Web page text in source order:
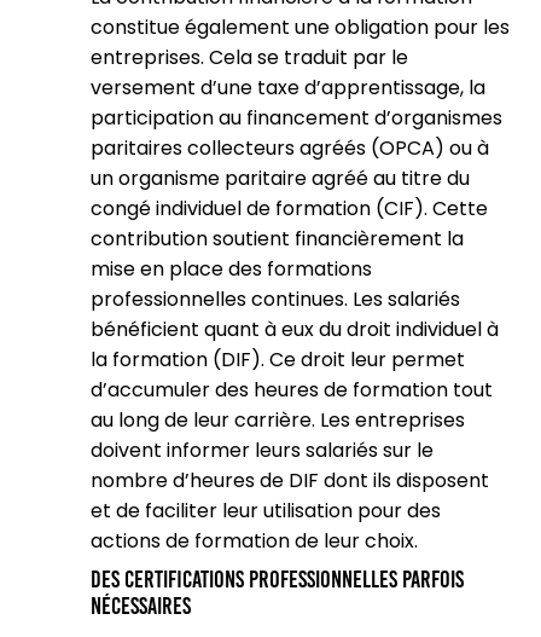
constitue également une obligation pour les
entreprises. Cela se traduit par le
versement d’une taxe d’apprentissage, la
participation au financement d’organismes
paritaires collecteurs agréés (OPCA) ou à
un organisme paritaire agréé au titre du
congé individuel de formation (CIF). Cette
contribution soutient financièrement la
mise en place des formations
professionnelles continues. Les salariés
bénéficient quant à eux du droit individuel à
la formation (DIF). Ce droit leur permet
d’accumuler des heures de formation tout
au long de leur carrière. Les entreprises
doivent informer leurs salariés sur le
nombre d’heures de DIF dont ils disposent
et de faciliter leur utilisation pour des
actions de formation de leur choix.
Des certifications professionnelles parfois
nécessaires